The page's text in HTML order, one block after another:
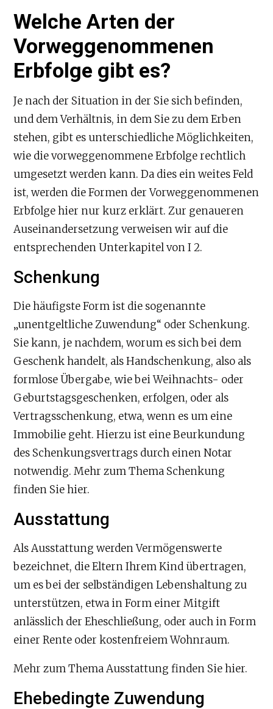
Welche Arten der
Vorweggenommenen
Erbfolge gibt es?
Je nach der Situation in der Sie sich befinden,
und dem Verhältnis, in dem Sie zu dem Erben
stehen, gibt es unterschiedliche Möglichkeiten,
wie die vorweggenommene Erbfolge rechtlich
umgesetzt werden kann. Da dies ein weites Feld
ist, werden die Formen der Vorweggenommenen
Erbfolge hier nur kurz erklärt. Zur genaueren
Auseinandersetzung verweisen wir auf die
entsprechenden Unterkapitel von I 2.
Schenkung
Die häufigste Form ist die sogenannte
„unentgeltliche Zuwendung“ oder Schenkung.
Sie kann, je nachdem, worum es sich bei dem
Geschenk handelt, als Handschenkung, also als
formlose Übergabe, wie bei Weihnachts- oder
Geburtstagsgeschenken, erfolgen, oder als
Vertragsschenkung, etwa, wenn es um eine
Immobilie geht. Hierzu ist eine Beurkundung
des Schenkungsvertrags durch einen Notar
notwendig. Mehr zum Thema Schenkung
finden Sie hier.
Ausstattung
Als Ausstattung werden Vermögenswerte
bezeichnet, die Eltern Ihrem Kind übertragen,
um es bei der selbständigen Lebenshaltung zu
unterstützen, etwa in Form einer Mitgift
anlässlich der Eheschließung, oder auch in Form
einer Rente oder kostenfreiem Wohnraum.
Mehr zum Thema Ausstattung finden Sie hier.
Ehebedingte Zuwendung